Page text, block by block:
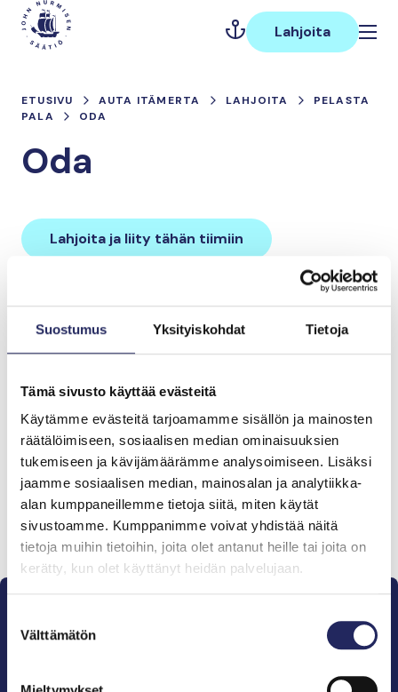
Suostumus Yksityiskohdat Tietoja
Tämä sivusto käyttää evästeitä
Käytämme evästeitä tarjoamamme sisällön ja mainosten
räätälöimiseen, sosiaalisen median ominaisuuksien
tukemiseen ja kävijämäärämme analysoimiseen. Lisäksi
jaamme sosiaalisen median, mainosalan ja analytiikka-
alan kumppaneillemme tietoja siitä, miten käytät
sivustoamme. Kumppanimme voivat yhdistää näitä
tietoja muihin tietoihin, joita olet antanut heille tai joita on
kerätty, kun olet käyttänyt heidän palvelujaan.
valinta
Välttämätön
Hyppää
sisältöön
Päävalikko
Lahjoita
ETUSIVU AUTA ITÄMERTA LAHJOITA
PELASTA
PALA
ODA
Oda
Lahjoita ja liity tähän tiimiin
Tiimin lahjoitukset yhteensä:
Tiimille tehdyt
lahjoitukset
Lahjoita ja liity tähän tiimiin